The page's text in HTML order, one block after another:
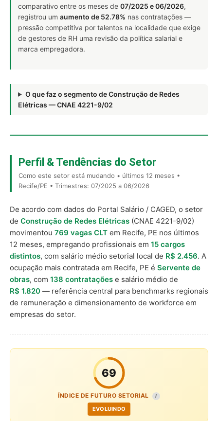
comparativo entre os meses de 07/2025 e 06/2026,
registrou um aumento de 52.78% nas contratações —
pressão competitiva por talentos na localidade que exige
de gestores de RH uma revisão da política salarial e
marca empregadora.
O que faz o segmento de Construção de Redes
Elétricas — CNAE 4221-9/02
Perfil & Tendências do Setor
Como este setor está mudando • últimos 12 meses •
Recife/PE • Trimestres: 07/2025 a 06/2026
De acordo com dados do Portal Salário / CAGED, o setor
de Construção de Redes Elétricas (CNAE 4221-9/02)
movimentou 769 vagas CLT em Recife, PE nos últimos
12 meses, empregando profissionais em 15 cargos
distintos, com salário médio setorial local de R$ 2.456. A
ocupação mais contratada em Recife, PE é Servente de
obras, com 138 contratações e salário médio de
R$ 1.820 — referência central para benchmarks regionais
de remuneração e dimensionamento de workforce em
empresas do setor.
69
ÍNDICE DE FUTURO SETORIAL I
EVOLUINDO